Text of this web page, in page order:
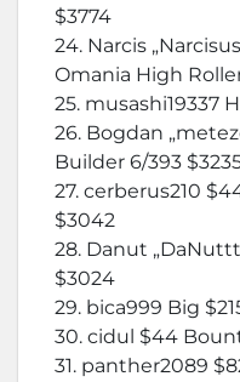
$3774
24. Narcis
Omania High
25. musashi19337
26. Bogdan
Builder 6/393
27. cerberus210
$3042
28. Danut
$3024
29. bica999 Big
30. cidul $44
31. panther2089